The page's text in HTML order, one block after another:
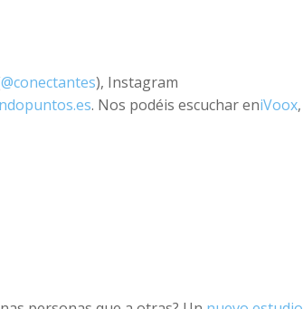
@conectantes), Instagram
. Nos podéis escuchar eniVoox,